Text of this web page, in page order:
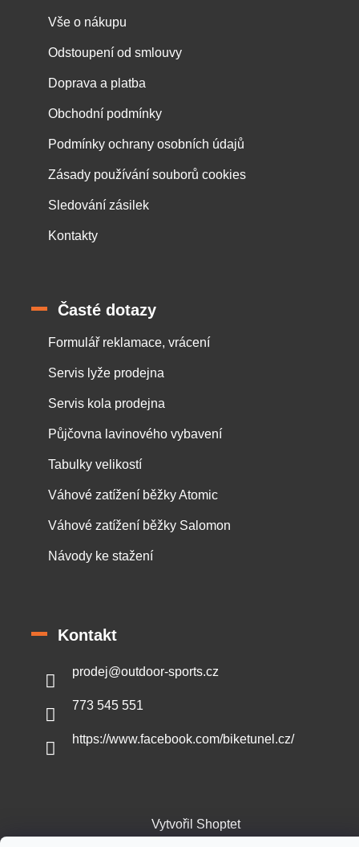
Vše o nákupu
Odstoupení od smlouvy
Doprava a platba
Obchodní podmínky
Podmínky ochrany osobních údajů
Zásady používání souborů cookies
Sledování zásilek
Kontakty
Časté dotazy
Formulář reklamace, vrácení
Servis lyže prodejna
Servis kola prodejna
Půjčovna lavinového vybavení
Tabulky velikostí
Váhové zatížení běžky Atomic
Váhové zatížení běžky Salomon
Návody ke stažení
Kontakt
prodej@outdoor-sports.cz
773 545 551
https://www.facebook.com/biketunel.cz/
Vytvořil Shoptet